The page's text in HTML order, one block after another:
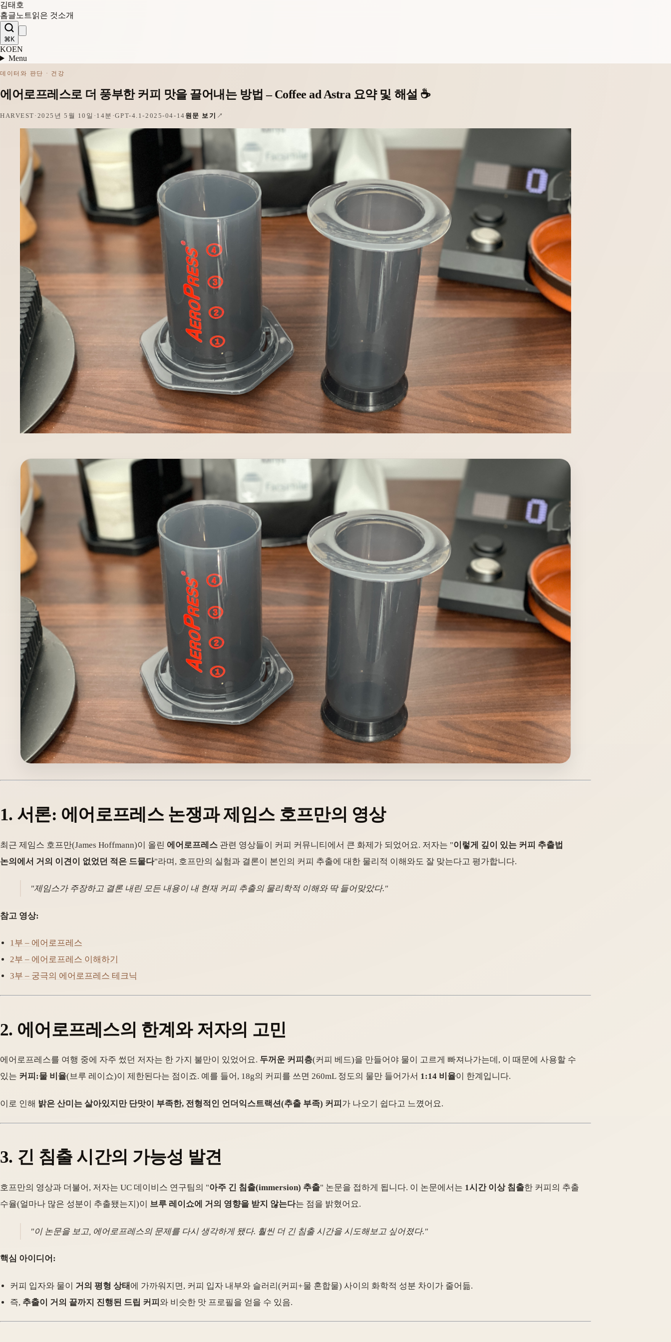
김태호
홈글 노트읽은 것소개
⌘K
KOEN
Menu
데이터와 판단 · 건강
에어로프레스로 더 풍부한 커피 맛을 끌어내는 방법 – Coffee ad Astra 요약 및 해설 ☕️
HARVEST · 2025년 5월 10일 · 14분 ·GPT-4.1-2025-04-14 원문 보기
1. 서론: 에어로프레스 논쟁과 제임스 호프만의 영상
최근 제임스 호프만(James Hoffmann)이 올린 에어로프레스 관련 영상들이 커피 커뮤니티에서 큰 화제가 되었어요. 저자는 "이렇게 깊이 있는 커피 추출법
논의에서 거의 이견이 없었던 적은 드물다"라며, 호프만의 실험과 결론이 본인의 커피 추출에 대한 물리적 이해와도 잘 맞는다고 평가합니다.
"제임스가 주장하고 결론 내린 모든 내용이 내 현재 커피 추출의 물리학적 이해와 딱 들어맞았다."
참고 영상:
1부 – 에어로프레스
2부 – 에어로프레스 이해하기
3부 – 궁극의 에어로프레스 테크닉
2. 에어로프레스의 한계와 저자의 고민
에어로프레스를 여행 중에 자주 썼던 저자는 한 가지 불만이 있었어요. 두꺼운 커피층(커피 베드)을 만들어야 물이 고르게 빠져나가는데, 이 때문에 사용할 수
있는 커피:물 비율(브루 레이쇼)이 제한된다는 점이죠. 예를 들어, 18g의 커피를 쓰면 260mL 정도의 물만 들어가서 1:14 비율이 한계입니다.
이로 인해 밝은 산미는 살아있지만 단맛이 부족한, 전형적인 언더익스트랙션(추출 부족) 커피 가 나오기 쉽다고 느꼈어요.
3. 긴 침출 시간의 가능성 발견
호프만의 영상과 더불어, 저자는 UC 데이비스 연구팀의 "아주 긴 침출(immersion) 추출" 논문을 접하게 됩니다. 이 논문에서는 1시간 이상 침출한 커피의 추출
수율(얼마나 많은 성분이 추출됐는지)이 브루 레이쇼에 거의 영향을 받지 않는다는 점을 밝혔어요.
"이 논문을 보고, 에어로프레스의 문제를 다시 생각하게 됐다. 훨씬 더 긴 침출 시간을 시도해보고 싶어졌다."
핵심 아이디어:
커피 입자와 물이 거의 평형 상태 에 가까워지면, 커피 입자 내부와 슬러리(커피+물 혼합물) 사이의 화학적 성분 차이가 줄어듦.
즉, 추출이 거의 끝까지 진행된 드립 커피 와 비슷한 맛 프로필을 얻을 수 있음.